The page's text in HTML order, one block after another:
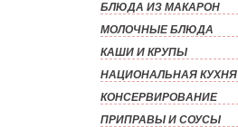
БЛЮДА ИЗ МАКАРОН
МОЛОЧНЫЕ БЛЮДА
КАШИ И КРУПЫ
НАЦИОНАЛЬНАЯ КУХНЯ
КОНСЕРВИРОВАНИЕ
ПРИПРАВЫ И СОУСЫ